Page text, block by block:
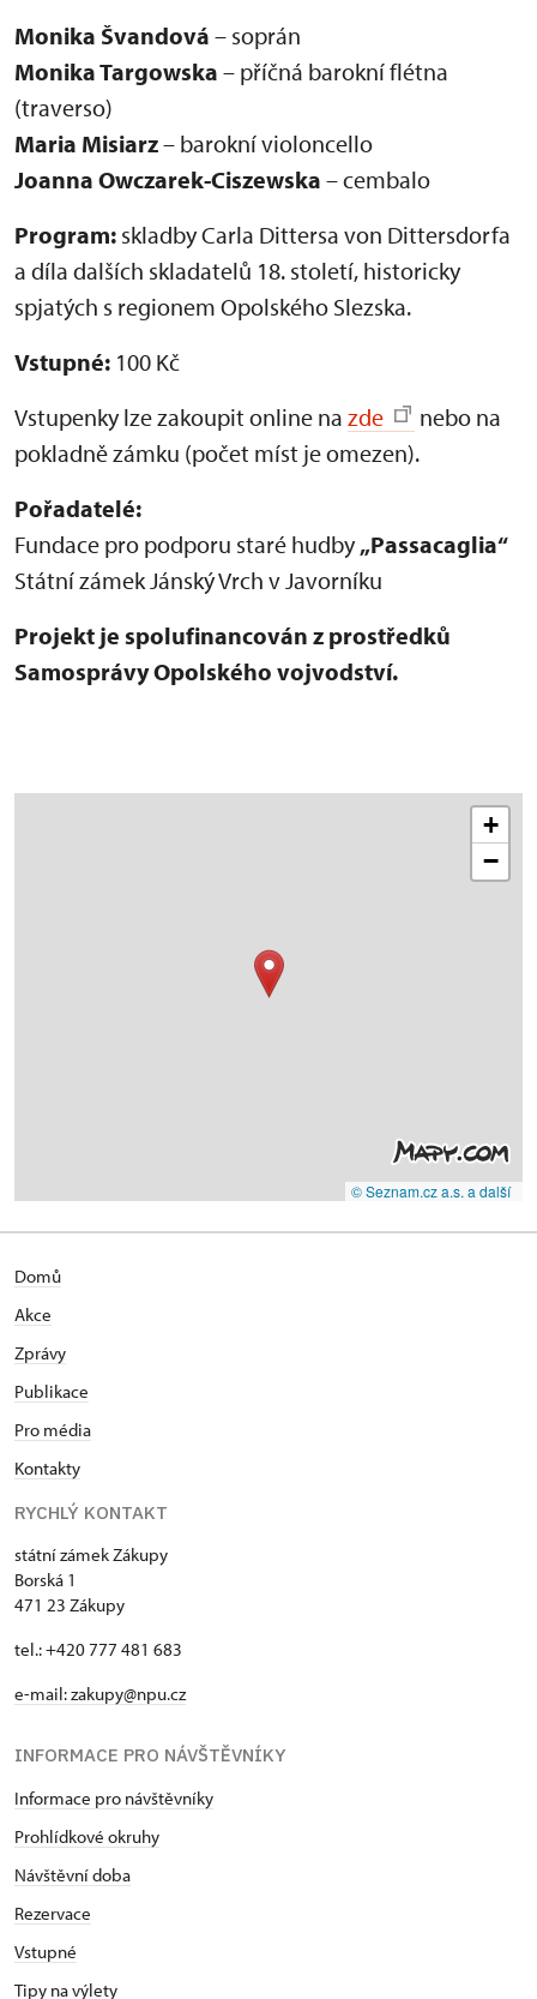
Monika Švandová – soprán
Monika Targowska – příčná barokní flétna
(traverso)
Maria Misiarz– barokní violoncello
Joanna Owczarek-Ciszewska – cembalo
Program: skladby Carla Dittersa von Dittersdorfa
a díla dalších skladatelů 18. století, historicky
spjatých s regionem Opolského Slezska.
Vstupné: 100 Kč
Vstupenky lze zakoupit online na zde
nebo na
pokladně zámku (počet míst je omezen).
Pořadatelé:
Fundace pro podporu staré hudby „Passacaglia“
Státní zámek Jánský Vrch v Javorníku
Projekt je spolufinancován z prostředků
Samosprávy Opolského vojvodství.
+
−
© Seznam.cz a.s. a další
Domů
Akce
Zprávy
Publikace
Pro média
Kontakty
RYCHLÝ KONTAKT
státní zámek Zákupy
Borská 1
471 23 Zákupy
tel.: +420 777 481 683
e-mail: zakupy@npu.cz
INFORMACE PRO NÁVŠTĚVNÍKY
Informace pro návštěvníky
Prohlídkové okruhy
Návštěvní doba
Rezervace
Vstupné
Tipy na výlety